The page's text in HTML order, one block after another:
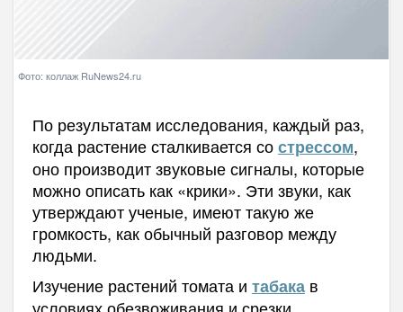
Фото: коллаж RuNews24.ru
По результатам исследования, каждый раз,
когда растение сталкивается сострессом,
оно производит звуковые сигналы, которые
можно описать как «крики». Эти звуки, как
утверждают ученые, имеют такую же
громкость, как обычный разговор между
людьми.
Изучение растений томата и табакав